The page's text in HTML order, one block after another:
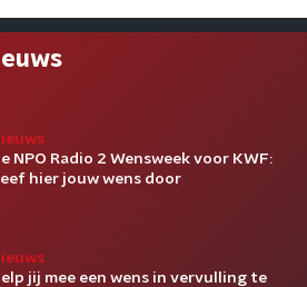
NPO Radio 2 Wensweek voor KWF:
hier jouw wens door
jij mee een wens in vervulling te